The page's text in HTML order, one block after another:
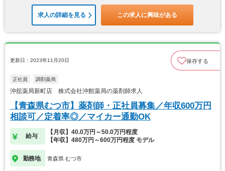
求人の詳細を見る この求人に興味がある
更新日：2023年11月20日 保存する
正社員 調剤薬局
沖舘薬局新町店 株式会社沖館薬局の薬剤師求人
【青森県むつ市】薬剤師・正社員募集／年収600万円
相談可／定着率◎／マイカー通勤OK
給与
【月収】40.0万円～50.0万円程度
【年収】480万円～600万円程度 モデル
勤務地 青森県 むつ市